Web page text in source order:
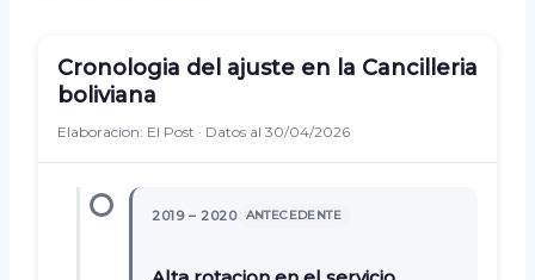
Cronologia del ajuste en la Cancilleria
boliviana
Elaboracion: El Post · Datos al 30/04/2026
2019 – 2020 ANTECEDENTE